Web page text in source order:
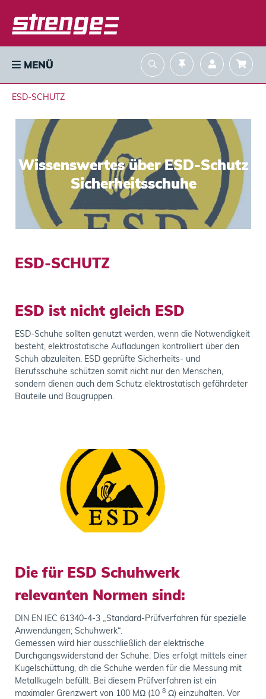
MENÜ
ESD-SCHUTZ
Wissenswertes über ESD-Schutz
Sicherheitsschuhe
Die für ESD Schuhwerk
relevanten Normen sind:
DIN EN IEC 61340-4-3 „Standard-Prüfverfahren für spezielle
Anwendungen; Schuhwerk“.
Gemessen wird hier ausschließlich der elektrische
Durchgangswiderstand der Schuhe. Dies erfolgt mittels einer
Kugelschüttung, dh die Schuhe werden für die Messung mit
Metallkugeln befüllt. Bei diesem Prüfverfahren ist ein
maximaler Grenzwert von 100 MΩ (10 8 Ω) einzuhalten. Vor
ESD-SCHUTZ
ESD ist nicht gleich ESD
ESD-Schuhe sollten genutzt werden, wenn die Notwendigkeit
besteht, elektrostatische Aufladungen kontrolliert über den
Schuh abzuleiten. ESD geprüfte Sicherheits- und
Berufsschuhe schützen somit nicht nur den Menschen,
sondern dienen auch dem Schutz elektrostatisch gefährdeter
Bauteile und Baugruppen.